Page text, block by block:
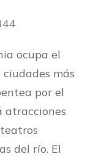
ocupa el
más
por el
atracciones
del río. El